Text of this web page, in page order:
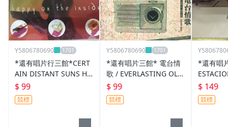
Y5806780690
*還有唱片行三館*CERT
AIN DISTANT SUNS HA
PPY ON THE 二手 ZZ10
046(需競標)
$ 99
競標
Y5806780690
*還有唱片三館* 電台情
歌 / EVERLASTING OLD
IES 50~69 二手 ZZ1566
(需競標)
$ 99
競標
*還有唱
S 全新
$ 149
競標